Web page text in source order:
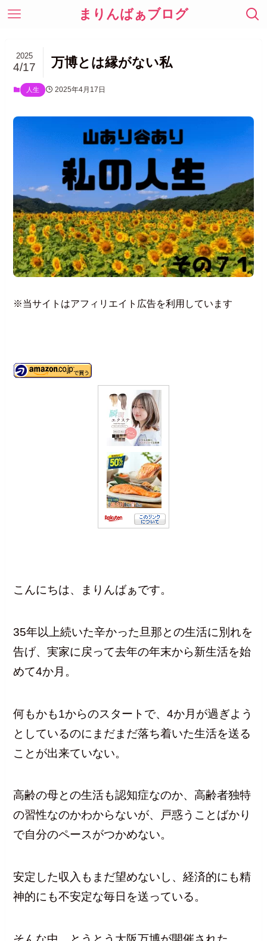
まりんばぁブログ
万博とは縁がない私
2025
4/17
人生 2025年4月17日
※当サイトはアフィリエイト広告を利用しています
こんにちは、まりんばぁです。
35年以上続いた辛かった旦那との生活に別れを
告げ、実家に戻って去年の年末から新生活を始
めて4か月。
何もかも1からのスタートで、4か月が過ぎよう
としているのにまだまだ落ち着いた生活を送る
ことが出来ていない。
高齢の母との生活も認知症なのか、高齢者独特
の習性なのかわからないが、戸惑うことばかり
で自分のペースがつかめない。
安定した収入もまだ望めないし、経済的にも精
神的にも不安定な毎日を送っている。